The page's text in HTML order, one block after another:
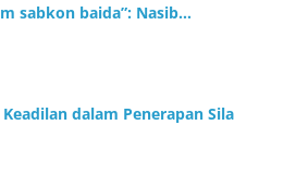
sabkon baida”: Nasib…
dalam Penerapan Sila